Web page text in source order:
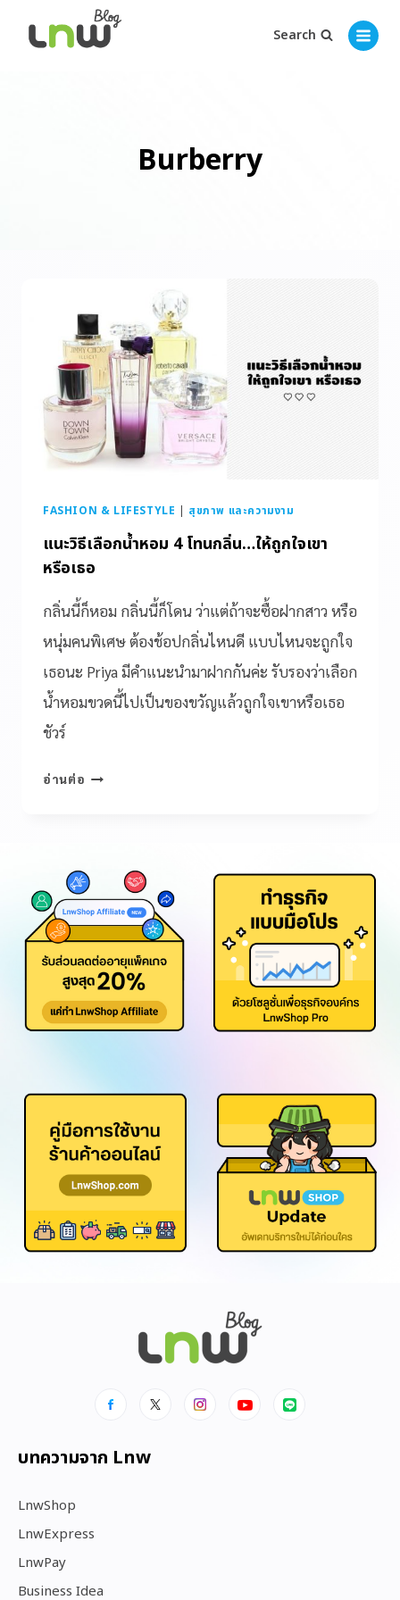
Search
Burberry
FASHION & LIFESTYLE | สุขภาพ และความงาม
แนะวิธีเลือกน้ำหอม 4 โทนกลิ่น…ให้ถูกใจเขา
หรือเธอ
กลิ่นนี้ก็หอม กลิ่นนี้ก็โดน ว่าแต่ถ้าจะซื้อฝากสาว หรือ
หนุ่มคนพิเศษ ต้องช้อปกลิ่นไหนดี แบบไหนจะถูกใจ
เธอนะ Priya มีคำแนะนำมาฝากกันค่ะ รับรองว่าเลือก
น้ำหอมขวดนี้ไปเป็นของขวัญแล้วถูกใจเขาหรือเธอ
ชัวร์
อ่านต่อ
บทความจาก Lnw
LnwShop
LnwExpress
LnwPay
Business Idea